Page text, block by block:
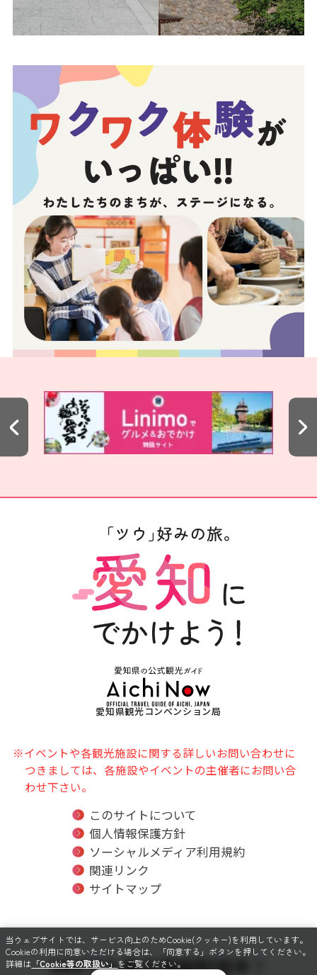
愛知県観光コンベンション局
※イベントや各観光施設に関する詳しいお問い合わせに
つきましては、各施設やイベントの主催者にお問い合
わせ下さい。
このサイトについて
個人情報保護方針
ソーシャルメディア利用規約
関連リンク
サイトマップ
SNSでも毎日情報配信中！
当ウェブサイトでは、サービス向上のためCookie(クッキー)を利用しています。
Cookieの利用に同意いただける場合は、「同意する」ボタンを押してください。
詳細は 「Cookie等の取扱い」 をご覧ください。